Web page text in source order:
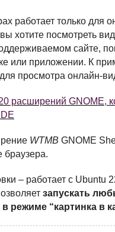
работает только для
хотите посмотреть
сайте,
или приложении. К
просмотра онлайн-
расширений GNOME,
WTMB GNOME
браузера.
– работает с Ubuntu
запускать
режиме “картинка в